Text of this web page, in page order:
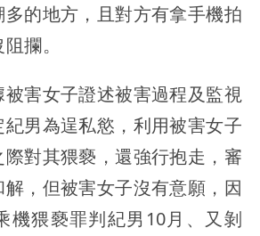
的地方，且對方有拿手機拍
攔。
害女子證述被害過程及監視
男為逞私慾，利用被害女子
對其猥褻，還強行抱走，審
，但被害女子沒有意願，因
機猥褻罪判紀男10月、又剝